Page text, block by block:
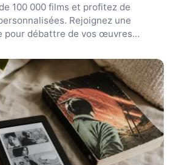
100 000 films et profitez de
Rejoignez une
pour débattre de vos œuvres